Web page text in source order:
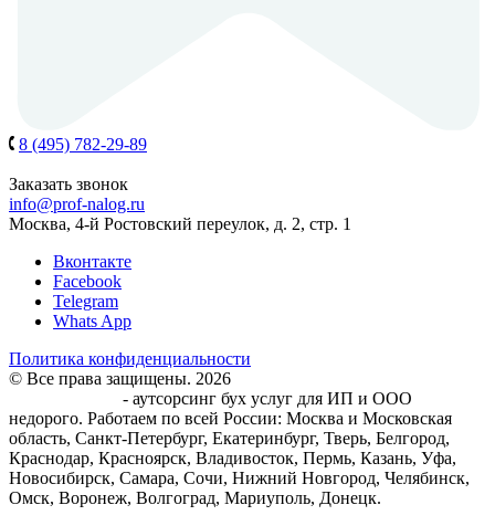
8 (495) 782-29-89
Заказать звонок
info@prof-nalog.ru
Москва, 4-й Ростовский переулок, д. 2, стр. 1
Вконтакте
Facebook
Telegram
Whats App
Политика конфиденциальности
© Все права защищены. 2026
- аутсорсинг бух услуг для ИП и ООО
недорого. Работаем по всей России: Москва и Московская
область, Санкт-Петербург, Екатеринбург, Тверь, Белгород,
Краснодар, Красноярск, Владивосток, Пермь, Казань, Уфа,
Новосибирск, Самара, Сочи, Нижний Новгород, Челябинск,
Омск, Воронеж, Волгоград, Мариуполь, Донецк.